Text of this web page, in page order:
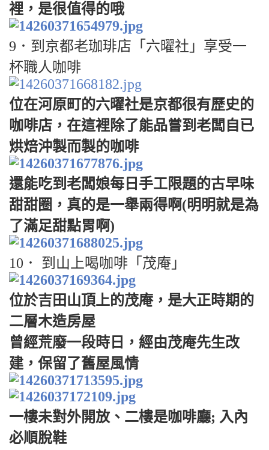
裡，是很值得的哦
9．到京都老珈琲店「六曜社」享受一
杯職人咖啡
位在河原町的六曜社是京都很有歷史的
咖啡店，在這裡除了能品嘗到老闆自已
烘焙沖製而製的咖啡
還能吃到老闆娘每日手工限題的古早味
甜甜圈，真的是一舉兩得啊(明明就是為
了滿足甜點胃啊)
10． 到山上喝咖啡「茂庵」
位於吉田山頂上的茂庵，是大正時期的
二層木造房屋
曾經荒廢一段時日，經由茂庵先生改
建，保留了舊屋風情
一樓未對外開放、二樓是咖啡廳; 入內
必順脫鞋